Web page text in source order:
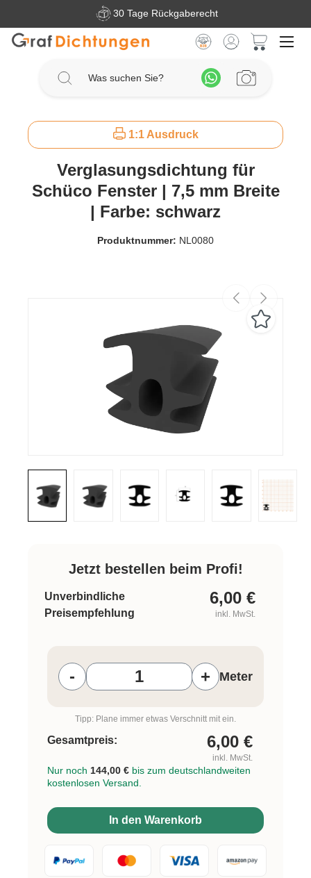
Zum Hauptinhalt springen30 Tage Rückgaberecht
1:1 Ausdruck
Verglasungsdichtung für
Schüco Fenster | 7,5 mm Breite
| Farbe: schwarz
Produktnummer: NL0080
Jetzt bestellen beim Profi!
Unverbindliche
Preisempfehlung
6,00 €
inkl. MwSt.
- + Meter
Tipp: Plane immer etwas Verschnitt mit ein.
Gesamtpreis: 6,00 €
inkl. MwSt.
Nur noch 144,00 € bis zum deutschlandweiten
kostenlosen Versand.
In den Warenkorb